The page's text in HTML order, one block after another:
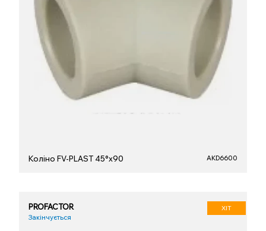
Коліно FV-PLAST 45°х90 AKD6600
PROFACTOR
Закінчується
ХІТ